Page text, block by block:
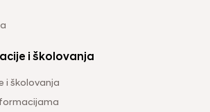
i školovanja
i školovanja